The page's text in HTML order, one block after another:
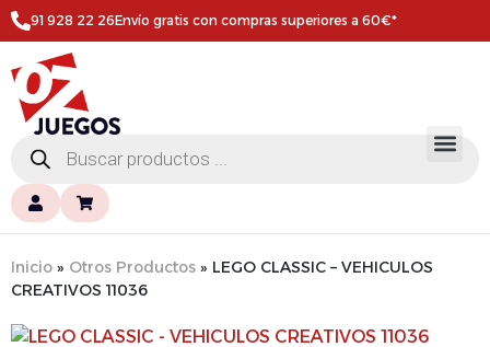
91 928 22 26Envío gratis con compras superiores a 60€*
Inicio » Otros Productos » LEGO CLASSIC – VEHICULOS
CREATIVOS 11036